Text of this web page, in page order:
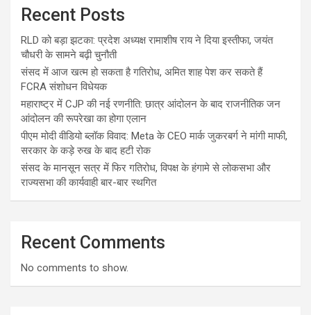
Recent Posts
RLD को बड़ा झटका: प्रदेश अध्यक्ष रामाशीष राय ने दिया इस्तीफा, जयंत
चौधरी के सामने बढ़ी चुनौती
संसद में आज खत्म हो सकता है गतिरोध, अमित शाह पेश कर सकते हैं
FCRA संशोधन विधेयक
महाराष्ट्र में CJP की नई रणनीति: छात्र आंदोलन के बाद राजनीतिक जन
आंदोलन की रूपरेखा का होगा एलान
पीएम मोदी वीडियो ब्लॉक विवाद: Meta के CEO मार्क जुकरबर्ग ने मांगी माफी,
सरकार के कड़े रुख के बाद हटी रोक
संसद के मानसून सत्र में फिर गतिरोध, विपक्ष के हंगामे से लोकसभा और
राज्यसभा की कार्यवाही बार-बार स्थगित
Recent Comments
No comments to show.